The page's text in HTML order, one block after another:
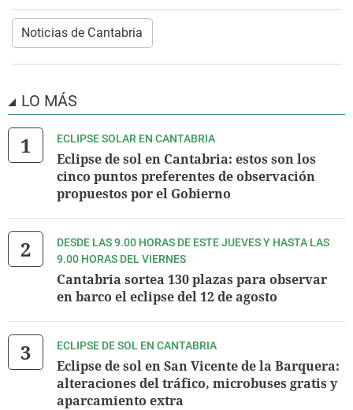
Noticias de Cantabria
LO MÁS
ECLIPSE SOLAR EN CANTABRIA
Eclipse de sol en Cantabria: estos son los
cinco puntos preferentes de observación
propuestos por el Gobierno
DESDE LAS 9.00 HORAS DE ESTE JUEVES Y HASTA LAS
9.00 HORAS DEL VIERNES
Cantabria sortea 130 plazas para observar
en barco el eclipse del 12 de agosto
ECLIPSE DE SOL EN CANTABRIA
Eclipse de sol en San Vicente de la Barquera:
alteraciones del tráfico, microbuses gratis y
aparcamiento extra